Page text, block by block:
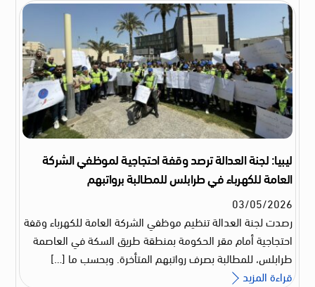
ليبيا: لجنة العدالة ترصد وقفة احتجاجية لموظفي الشركة
العامة للكهرباء في طرابلس للمطالبة برواتبهم
03/05/2026
رصدت لجنة العدالة تنظيم موظفي الشركة العامة للكهرباء وقفة
احتجاجية أمام مقر الحكومة بمنطقة طريق السكة في العاصمة
طرابلس، للمطالبة بصرف رواتبهم المتأخرة. وبحسب ما […]
قراءة المزيد